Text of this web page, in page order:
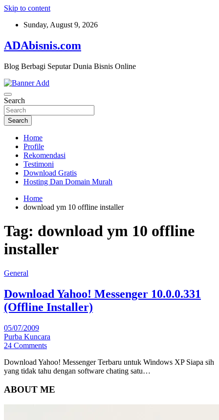
Skip to content
Sunday, August 9, 2026
ADAbisnis.com
Blog Berbagi Seputar Dunia Bisnis Online
Search
Search
Home
Profile
Rekomendasi
Testimoni
Download Gratis
Hosting Dan Domain Murah
Home
download ym 10 offline installer
Tag: download ym 10 offline
installer
General
Download Yahoo! Messenger 10.0.0.331
(Offline Installer)
05/07/2009
Purba Kuncara
24 Comments
Download Yahoo! Messenger Terbaru untuk Windows XP Siapa sih
yang tidak tahu dengan software chating satu…
ABOUT ME